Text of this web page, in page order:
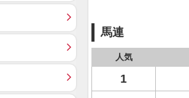
馬連
人気
1